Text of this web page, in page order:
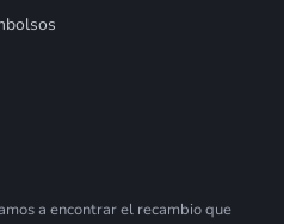
a encontrar el recambio que